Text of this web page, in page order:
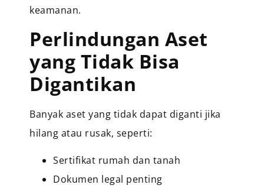
keamanan.
Perlindungan Aset
yang Tidak Bisa
Digantikan
Banyak aset yang tidak dapat diganti jika
hilang atau rusak, seperti:
Sertifikat rumah dan tanah
Dokumen legal penting